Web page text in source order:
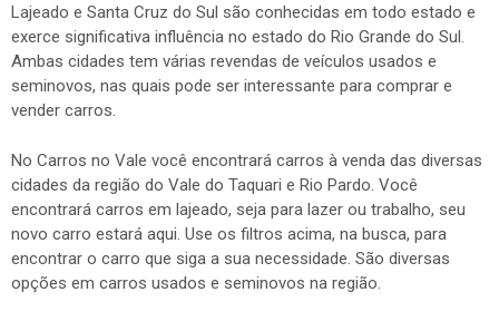
Lajeado e Santa Cruz do Sul são conhecidas em todo estado e
exerce significativa influência no estado do Rio Grande do Sul.
Ambas cidades tem várias revendas de veículos usados e
seminovos, nas quais pode ser interessante para comprar e
vender carros.
No Carros no Vale você encontrará carros à venda das diversas
cidades da região do Vale do Taquari e Rio Pardo. Você
encontrará carros em lajeado, seja para lazer ou trabalho, seu
novo carro estará aqui. Use os filtros acima, na busca, para
encontrar o carro que siga a sua necessidade. São diversas
opções em carros usados e seminovos na região.